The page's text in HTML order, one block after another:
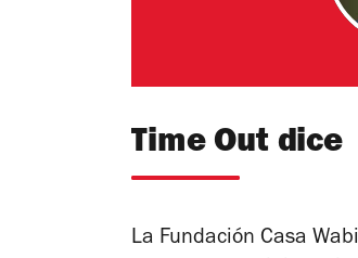
Time Out dice
La Fundación Casa